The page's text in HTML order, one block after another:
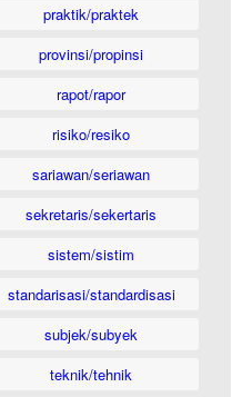
praktik/praktek
provinsi/propinsi
rapot/rapor
risiko/resiko
sariawan/seriawan
sekretaris/sekertaris
sistem/sistim
standarisasi/standardisasi
subjek/subyek
teknik/tehnik